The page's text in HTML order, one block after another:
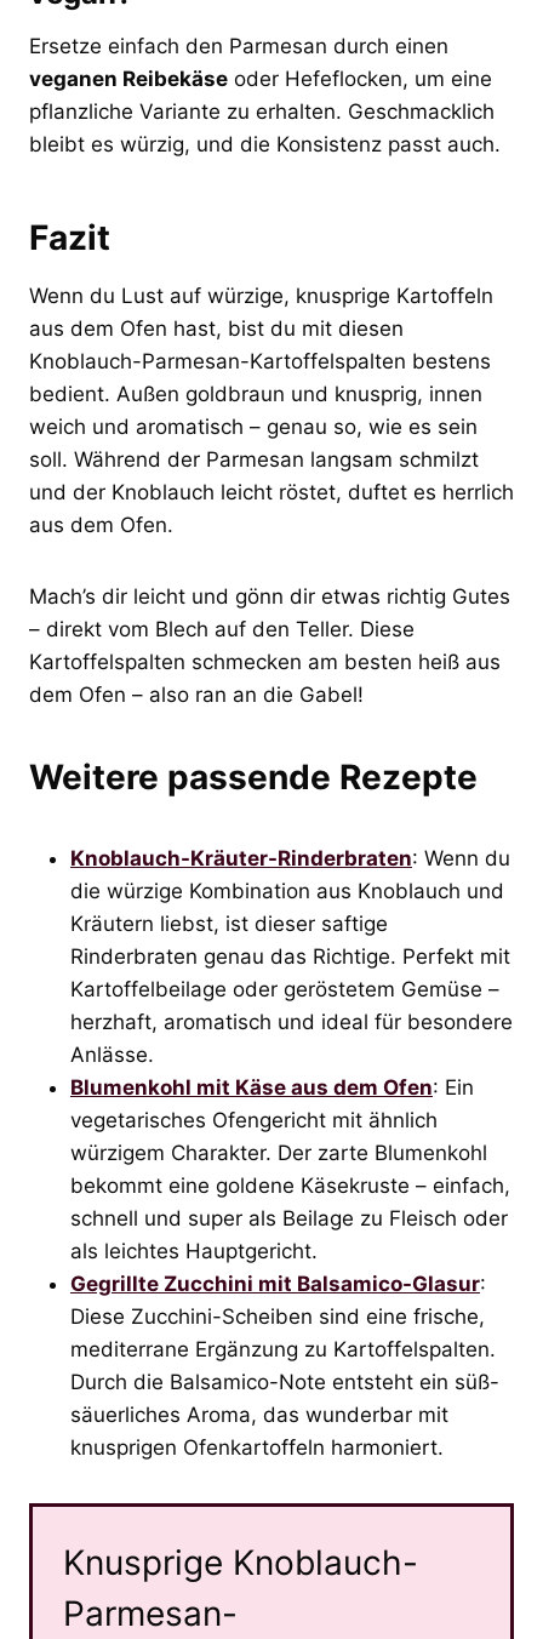
Ersetze einfach den Parmesan durch einen
veganen Reibekäse oder Hefeflocken, um eine
pflanzliche Variante zu erhalten. Geschmacklich
bleibt es würzig, und die Konsistenz passt auch.
Fazit
Wenn du Lust auf würzige, knusprige Kartoffeln
aus dem Ofen hast, bist du mit diesen
Knoblauch-Parmesan-Kartoffelspalten bestens
bedient. Außen goldbraun und knusprig, innen
weich und aromatisch – genau so, wie es sein
soll. Während der Parmesan langsam schmilzt
und der Knoblauch leicht röstet, duftet es herrlich
aus dem Ofen.
Mach’s dir leicht und gönn dir etwas richtig Gutes
– direkt vom Blech auf den Teller. Diese
Kartoffelspalten schmecken am besten heiß aus
dem Ofen – also ran an die Gabel!
Weitere passende Rezepte
Knoblauch-Kräuter-Rinderbraten: Wenn du
die würzige Kombination aus Knoblauch und
Kräutern liebst, ist dieser saftige
Rinderbraten genau das Richtige. Perfekt mit
Kartoffelbeilage oder geröstetem Gemüse –
herzhaft, aromatisch und ideal für besondere
Anlässe.
Blumenkohl mit Käse aus dem Ofen: Ein
vegetarisches Ofengericht mit ähnlich
würzigem Charakter. Der zarte Blumenkohl
bekommt eine goldene Käsekruste – einfach,
schnell und super als Beilage zu Fleisch oder
als leichtes Hauptgericht.
Gegrillte Zucchini mit Balsamico-Glasur:
Diese Zucchini-Scheiben sind eine frische,
mediterrane Ergänzung zu Kartoffelspalten.
Durch die Balsamico-Note entsteht ein süß-
säuerliches Aroma, das wunderbar mit
knusprigen Ofenkartoffeln harmoniert.
Knusprige Knoblauch-
Parmesan-